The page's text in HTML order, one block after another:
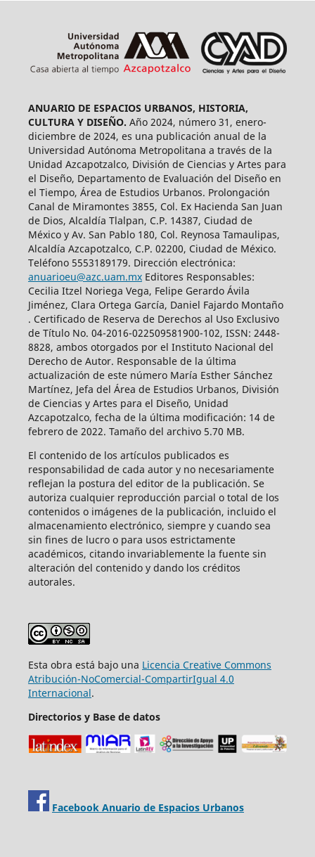
ANUARIO DE ESPACIOS URBANOS, HISTORIA,
CULTURA Y DISEÑO. Año 2024, número 31, enero-
diciembre de 2024, es una publicación anual de la
Universidad Autónoma Metropolitana a través de la
Unidad Azcapotzalco, División de Ciencias y Artes para
el Diseño, Departamento de Evaluación del Diseño en
el Tiempo, Área de Estudios Urbanos. Prolongación
Canal de Miramontes 3855, Col. Ex Hacienda San Juan
de Dios, Alcaldía Tlalpan, C.P. 14387, Ciudad de
México y Av. San Pablo 180, Col. Reynosa Tamaulipas,
Alcaldía Azcapotzalco, C.P. 02200, Ciudad de México.
Teléfono 5553189179. Dirección electrónica:
anuarioeu@azc.uam.mxEditores Responsables:
Cecilia Itzel Noriega Vega, Felipe Gerardo Ávila
Jiménez, Clara Ortega García, Daniel Fajardo Montaño
. Certificado de Reserva de Derechos al Uso Exclusivo
de Título No. 04-2016-022509581900-102, ISSN: 2448-
8828, ambos otorgados por el Instituto Nacional del
Derecho de Autor. Responsable de la última
actualización de este número María Esther Sánchez
Martínez, Jefa del Área de Estudios Urbanos, División
de Ciencias y Artes para el Diseño, Unidad
Azcapotzalco, fecha de la última modificación: 14 de
febrero de 2022. Tamaño del archivo 5.70 MB.
El contenido de los artículos publicados es
responsabilidad de cada autor y no necesariamente
reflejan la postura del editor de la publicación. Se
autoriza cualquier reproducción parcial o total de los
contenidos o imágenes de la publicación, incluido el
almacenamiento electrónico, siempre y cuando sea
sin fines de lucro o para usos estrictamente
académicos, citando invariablemente la fuente sin
alteración del contenido y dando los créditos
autorales.
Esta obra está bajo una Licencia Creative Commons
Atribución-NoComercial-CompartirIgual 4.0
Internacional.
Directorios y Base de datos
Facebook Anuario de Espacios Urbanos